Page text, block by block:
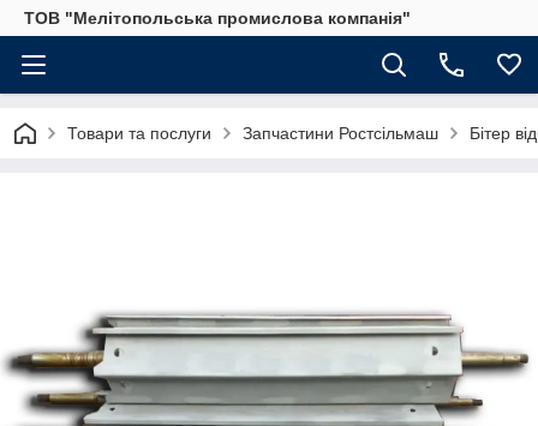
ТОВ "Мелітопольська промислова компанія"
Товари та послуги Запчастини Ростсільмаш Бітер